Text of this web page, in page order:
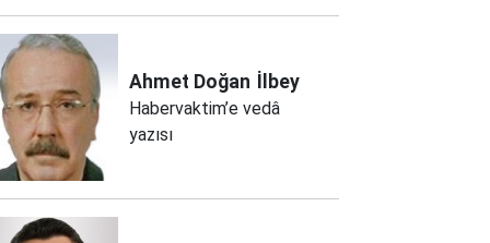
Ahmet Doğan İlbey
Habervaktim’e vedâ
yazısı